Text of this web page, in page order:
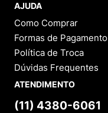
AJUDA
Como Comprar
Formas de Pagamento
Política de Troca
Dúvidas Frequentes
ATENDIMENTO
(11) 4380-6061